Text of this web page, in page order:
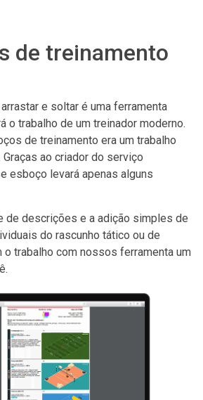
de treinamento
e soltar é uma ferramenta
o trabalho de um treinador moderno.
de treinamento era um trabalho
ao criador do serviço
esboço levará apenas alguns
de descrições e a adição simples de
do rascunho tático ou de
trabalho com nossos ferramenta um